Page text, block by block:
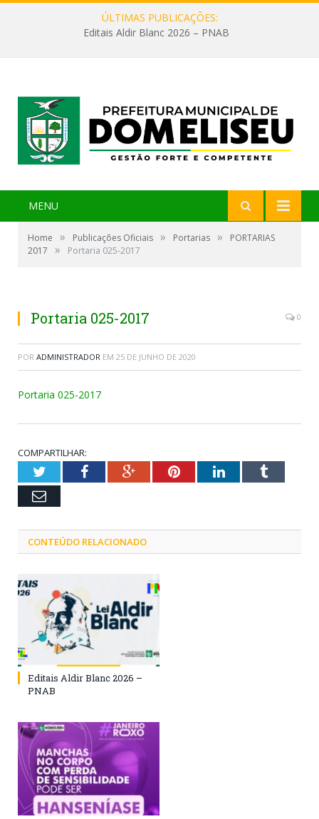
ÚLTIMAS PUBLICAÇÕES:
Editais Aldir Blanc 2026 – PNAB
MENU
Home » Publicações Oficiais » Portarias »
PORTARIAS
2017
» Portaria 025-2017
Portaria 025-2017 0
POR ADMINISTRADOR EM 25 DE JUNHO DE 2020
Portaria 025-2017
COMPARTILHAR:
TwitterFacebookGoogle+PinterestLinkedInTumblr
Email
CONTEÚDO RELACIONADO
Editais Aldir Blanc 2026 –
PNAB